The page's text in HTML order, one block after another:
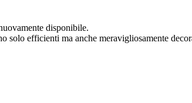
disponibile.
solo efficienti ma anche meravigliosamente